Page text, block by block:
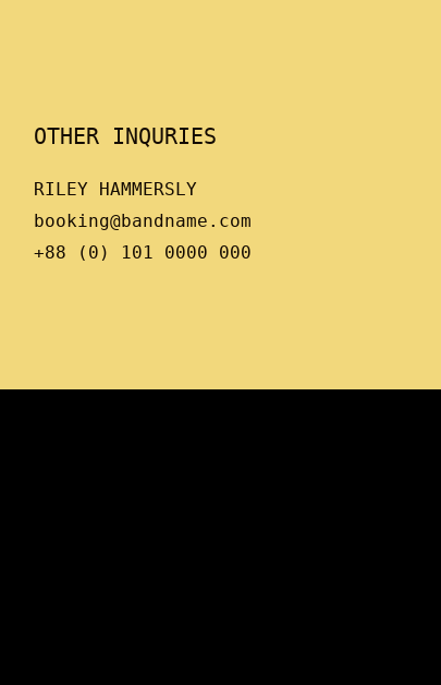
OTHER INQURIES
RILEY HAMMERSLY
booking@bandname.com
+88 (0) 101 0000 000